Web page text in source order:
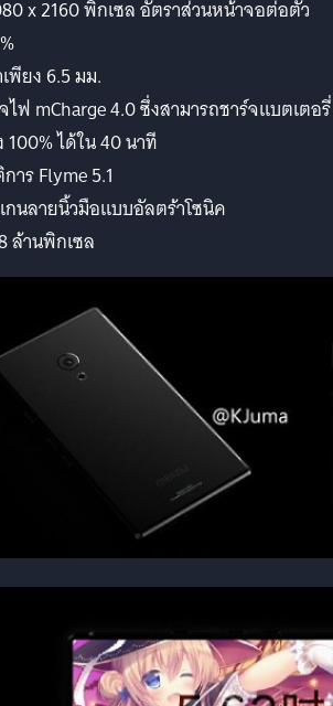
x 2160 พิกเซล อัตราส่วนหน้าจอต่อตัว
พียง 6.5 มม.
ไฟ mCharge 4.0 ซึ่งสามารถชาร์จแบตเตอรี่
100% ได้ใน 40 นาที
าร Flyme 5.1
กนลายนิ้วมือแบบอัลตร้าโซนิค
ล้านพิกเซล